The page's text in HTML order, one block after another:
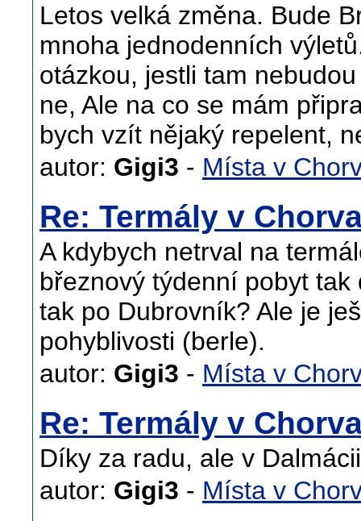
Letos velká změna. Bude
mnoha jednodenních
otázkou, jestli tam
ne, Ale na co se mám
bych vzít nějaký repelent,
autor: Gigi3 - Místa v
Re: Termály v
A kdybych netrval na
březnový týdenní pobyt
tak po Dubrovník? Ale je
pohyblivosti (berle).
autor: Gigi3 - Místa v
Re: Termály v
Díky za radu, ale v
autor: Gigi3 - Místa v